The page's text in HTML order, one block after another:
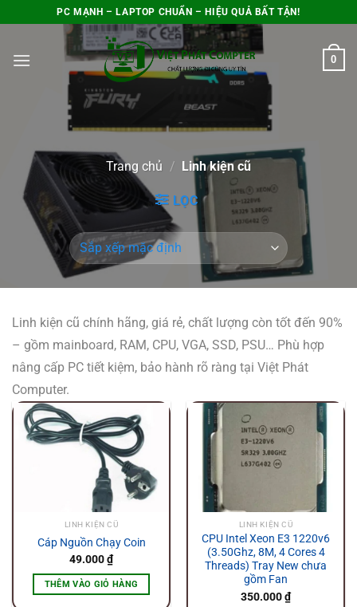
nội
PC MẠNH – LAPTOP CHUẨN – HIỆU QUẢ BẤT TẬN!
0
Trang chủ / Linh kiện cũ
LỌC
Linh kiện cũ chính hãng, giá rẻ, chất lượng còn tốt đến 90%
– gồm mainboard, RAM, CPU, VGA, SSD, PSU… Phù hợp
nâng cấp PC tiết kiệm, bảo hành rõ ràng tại Việt Phát
Computer.
LINH KIỆN CŨ
Cáp Nguồn Chạy Coin
49.000₫
THÊM VÀO GIỎ HÀNG
LINH KIỆN CŨ
CPU Intel Xeon E3 1220v6
(3.50Ghz, 8M, 4 Cores 4
Threads) Tray New chưa
gồm Fan
350.000₫